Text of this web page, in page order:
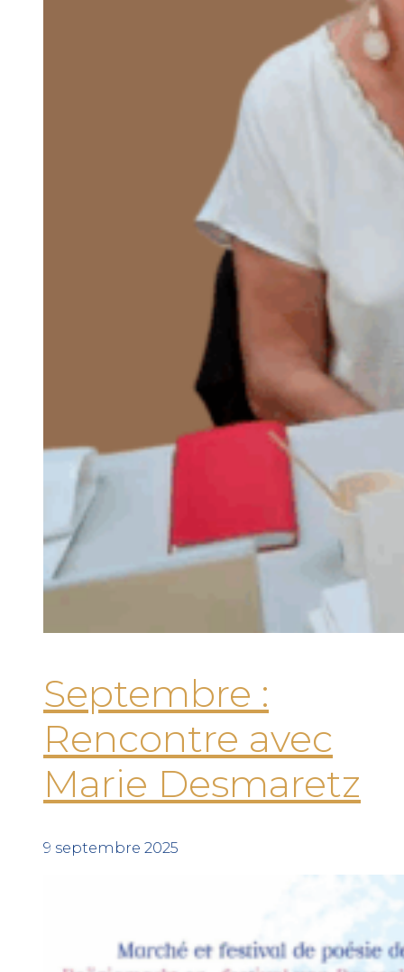
Septembre :
Rencontre avec
Marie Desmaretz
9 septembre 2025